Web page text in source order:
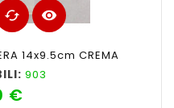
cached visibility
14x9.5cm CREMA
903
€Prezzo